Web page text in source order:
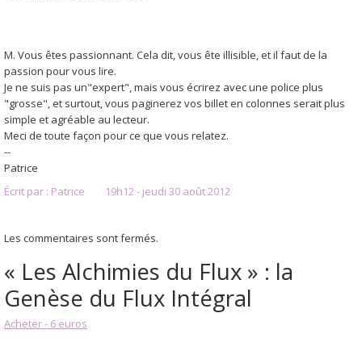
M. Vous êtes passionnant. Cela dit, vous ête illisible, et il faut de la
passion pour vous lire.
Je ne suis pas un"expert", mais vous écrirez avec une police plus
"grosse", et surtout, vous paginerez vos billet en colonnes serait plus
simple et agréable au lecteur.
Meci de toute façon pour ce que vous relatez.
--
Patrice
Écrit par : Patrice 19h12- jeudi 30 août 2012
Les commentaires sont fermés.
« Les Alchimies du Flux » : la
Genèse du Flux Intégral
Acheter - 6 euros